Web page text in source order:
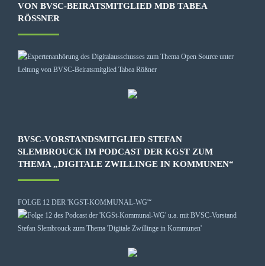
VON BVSC-BEIRATSMITGLIED MDB TABEA
RÖSSNER
BVSC-VORSTANDSMITGLIED STEFAN
SLEMBROUCK IM PODCAST DER KGST ZUM
THEMA „DIGITALE ZWILLINGE IN KOMMUNEN“
FOLGE 12 DER 'KGST-KOMMUNAL-WG'“